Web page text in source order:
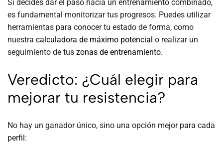
Si decides dar el paso hacia un entrenamiento combinado,
es fundamental monitorizar tus progresos. Puedes utilizar
herramientas para conocer tu estado de forma, como
nuestra calculadora de máximo potencial o realizar un
seguimiento de tus zonas de entrenamiento.
Veredicto: ¿Cuál elegir para
mejorar tu resistencia?
No hay un ganador único, sino una opción mejor para cada
perfil: